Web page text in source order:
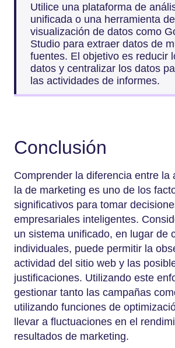
Utilice una plataforma de
unificada o una herramienta de
visualización de datos como
Studio para extraer datos de
fuentes. El objetivo es reducir
datos y centralizar los datos
las actividades de informes.
Conclusión
Comprender la diferencia entre la
la de marketing es uno de los
significativos para tomar
empresariales inteligentes.
un sistema unificado, en lugar de
individuales, puede permitir la
actividad del sitio web y las
justificaciones. Utilizando este
gestionar tanto las campañas
utilizando funciones de
llevar a fluctuaciones en el
resultados de marketing.